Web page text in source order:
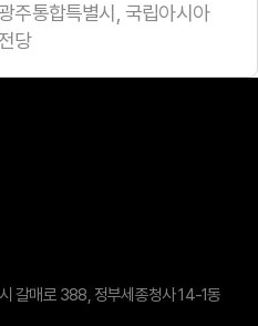
주통합특별시, 국립아시아
당
갈매로 388, 정부세종청사 14-1동